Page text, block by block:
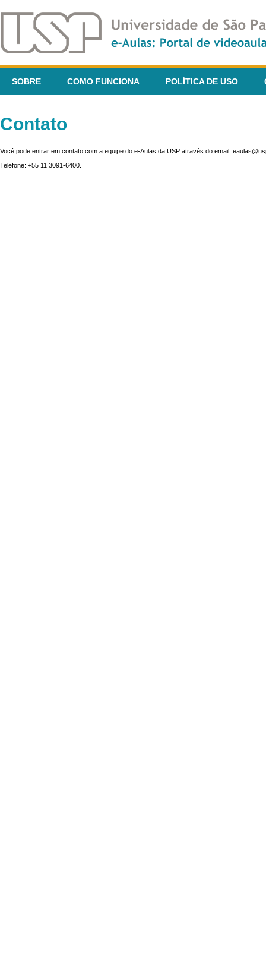
SOBRE COMO FUNCIONA POLÍTICA DE USO
Contato
Você pode entrar em contato com a equipe do e-Aulas da USP através do email:
Telefone: +55 11 3091-6400.